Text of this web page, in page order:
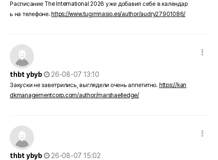
Расписание The International 2026 уже добавил себе в календар
ь на телефоне. https://www.tugimnasio.es/author/audry27901086/
thbt ybyb
작성일
26-08-07 13:10
Закуски не заветрились, выглядели очень аппетитно. https://kan
dkmanagementcorp.com/author/marshaelledge/
thbt ybyb
작성일
26-08-07 15:02